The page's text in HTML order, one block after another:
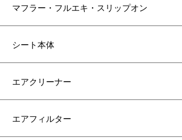
マフラー・フルエキ・スリップオン
シート本体
エアクリーナー
エアフィルター